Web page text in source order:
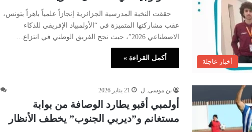
أخبار عاجلة
حققت النخبة المدرسية الجزائرية إنجازاً علمياً باهراً بتونس،
عقب مشاركتها المتميزة في “الأولمبياد الإفريقي للذكاء
الاصطناعي 2026″، حيث نجح الفريق الوطني في انتزاع…
أكمل القراءة »
بن موسى. ل 21 يناير 2026
أولمبي أقبو يطارد الوصافة من بوابة
مستغانم و”ديربي الجنوب” يخطف الأنظار